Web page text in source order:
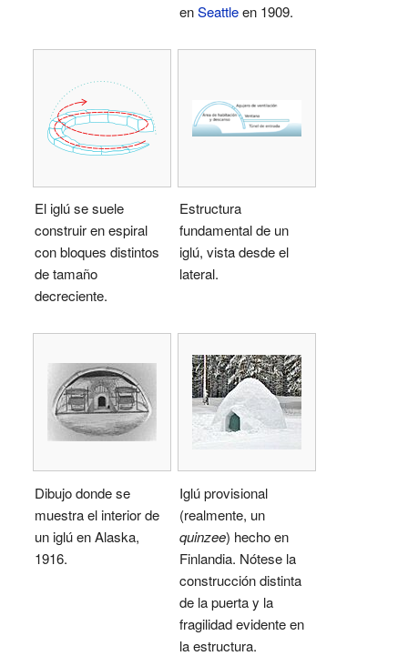
enSeattleen 1909.
El iglú se suele
construir en espiral
con bloques distintos
de tamaño
decreciente.
Estructura
fundamental de un
iglú, vista desde el
lateral.
Dibujo donde se
muestra el interior de
un iglú en Alaska,
1916.
Iglú provisional
(realmente, un
quinzee) hecho en
Finlandia. Nótese la
construcción distinta
de la puerta y la
fragilidad evidente en
la estructura.